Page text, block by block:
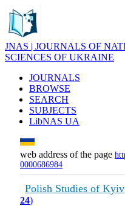
JNAS | JOURNALS OF
SCIENCES OF UKRAINE
JOURNALS
BROWSE
SEARCH
SUBJECTS
LibNAS UA
web address of the page
0000686984
Polish Studies of Kyiv
24)